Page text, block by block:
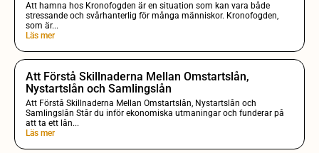
Att hamna hos Kronofogden är en situation som kan vara både
stressande och svårhanterlig för många människor. Kronofogden,
som är...
Läs mer
Att Förstå Skillnaderna Mellan Omstartslån,
Nystartslån och Samlingslån
Att Förstå Skillnaderna Mellan Omstartslån, Nystartslån och
Samlingslån Står du inför ekonomiska utmaningar och funderar på
att ta ett lån...
Läs mer